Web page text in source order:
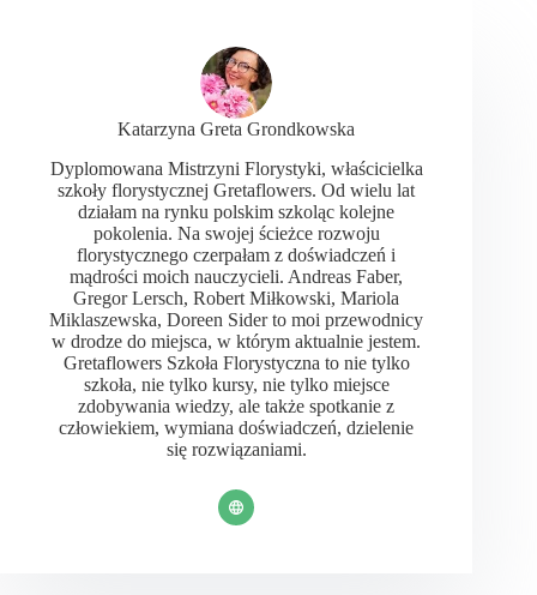
Katarzyna Greta Grondkowska
Dyplomowana Mistrzyni Florystyki, właścicielka
szkoły florystycznej Gretaflowers. Od wielu lat
działam na rynku polskim szkoląc kolejne
pokolenia. Na swojej ścieżce rozwoju
florystycznego czerpałam z doświadczeń i
mądrości moich nauczycieli. Andreas Faber,
Gregor Lersch, Robert Miłkowski, Mariola
Miklaszewska, Doreen Sider to moi przewodnicy
w drodze do miejsca, w którym aktualnie jestem.
Gretaflowers Szkoła Florystyczna to nie tylko
szkoła, nie tylko kursy, nie tylko miejsce
zdobywania wiedzy, ale także spotkanie z
człowiekiem, wymiana doświadczeń, dzielenie
się rozwiązaniami.